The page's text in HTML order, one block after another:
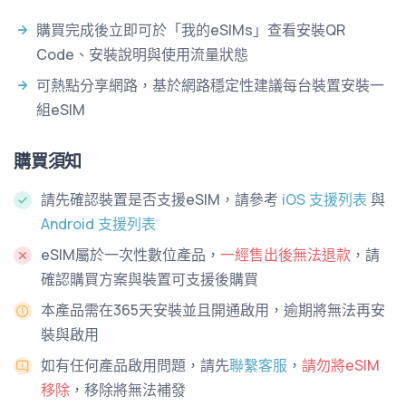
購買完成後立即可於「我的eSIMs」查看安裝QR
Code、安裝說明與使用流量狀態
可熱點分享網路，基於網路穩定性建議每台裝置安裝一
組eSIM
購買須知
請先確認裝置是否支援eSIM，請參考 iOS 支援列表 與
Android 支援列表
eSIM屬於一次性數位產品， 一經售出後無法退款 ，請
確認購買方案與裝置可支援後購買
本產品需在365天安裝並且開通啟用，逾期將無法再安
裝與啟用
如有任何產品啟用問題，請先聯繫客服 ， 請勿將eSIM
移除 ，移除將無法補發